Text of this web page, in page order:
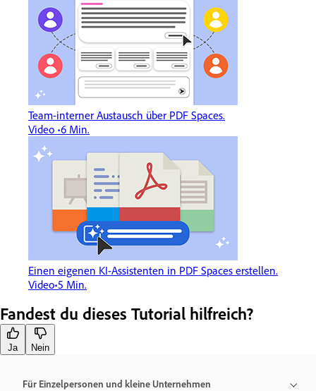
Team-interner Austausch über PDF Spaces.
Video 6 Min.
Einen eigenen KI-Assistenten in PDF Spaces erstellen.
Video 5 Min.
Fandest du dieses Tutorial hilfreich?
Ja Nein
Für Einzelpersonen und kleine Unternehmen